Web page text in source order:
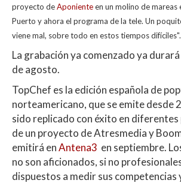
p
p
o
k
ti
r
proyecto deAponienteen un molino de mareas
Puerto y ahora el programa de la tele. Un
viene mal, sobre todo en estos tiempos difíciles".
La grabación ya comenzado ya
de agosto.
TopChef es la edición española de
norteamericano, que se emite desde
sido replicado con éxito en diferentes
de un proyecto de Atresmedia y
emitirá enAntena3 en septiembre.
no son aficionados, si no
dispuestos a medir sus competencias